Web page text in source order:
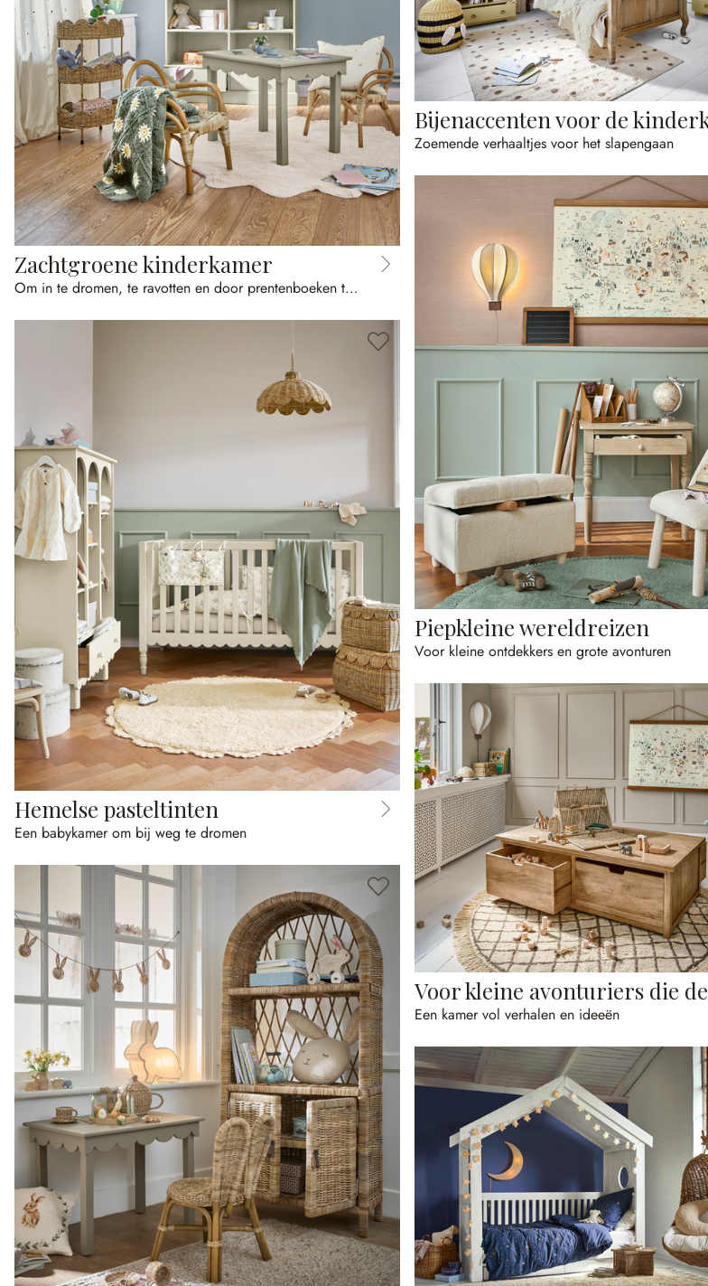
Zachtgroene kinderkamer
Om in te dromen, te ravotten en door prentenboeken te bladeren
Bijenaccenten voor de
Zoemende verhaaltjes voor het slapengaan
Piepkleine wereldreizen
Voor kleine ontdekkers en grote avonturen
Hemelse pasteltinten
Een babykamer om bij weg te dromen
Een kamer vol verhalen en ideeën